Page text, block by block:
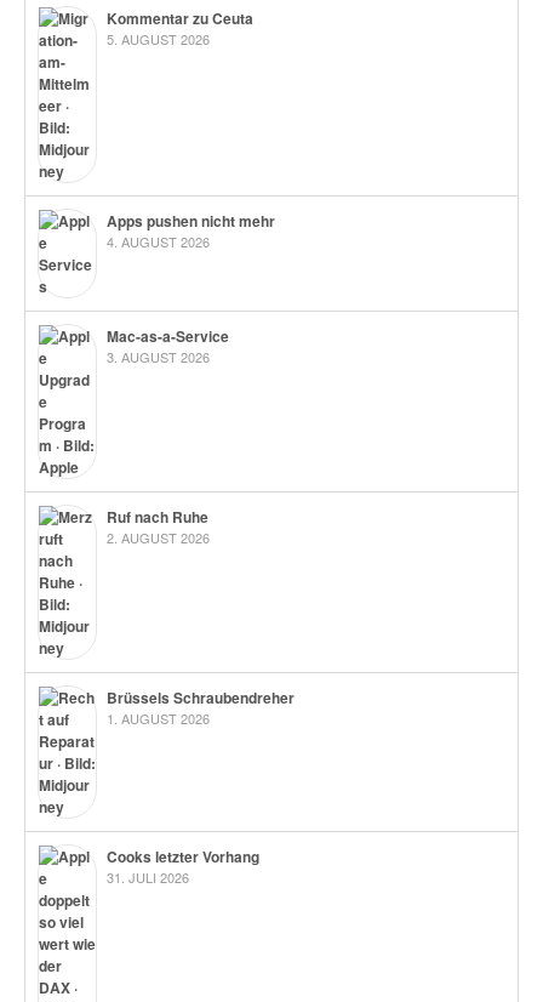
Kommentar zu Ceuta
5. AUGUST 2026
Apps pushen nicht mehr
4. AUGUST 2026
Mac-as-a-Service
3. AUGUST 2026
Ruf nach Ruhe
2. AUGUST 2026
Brüssels Schraubendreher
1. AUGUST 2026
Cooks letzter Vorhang
31. JULI 2026